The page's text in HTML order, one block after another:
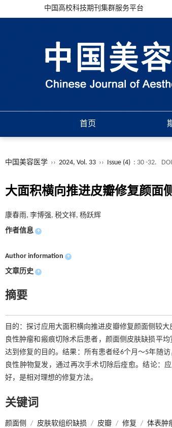
中国高校科技期刊集群服务平台
首页
中国美容医学 ›› 2024, Vol. 33 ›› Issue (4) : 30 -32.
大面积横向推进皮瓣修复颜面
康春雨, 李博强, 税文祥, 杨跃辉
作者信息 +
Author information +
文章历史 +
摘要
目的：探讨应用大面积横向推进皮瓣修复颜面侧较
良性肿瘤和瘢痕切除术后患者，颜面侧皮肤缺损平
达到修复的目的。结果：所有患者经6个月～5年随
良性肿物复发，通过再次手术切除后痊愈。结论：
好，是相对理想的修复方法。
关键词
颜面侧 / 皮肤软组织缺损 / 皮瓣 / 修复 / 体表肿